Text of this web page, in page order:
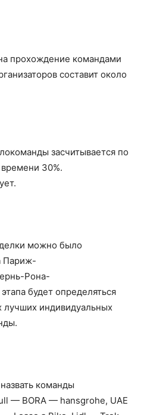
прохождение командами
составит около
засчитывается по
30%.
можно было
Париж-
Рона-
будет определяться
лучших индивидуальных
команды
— BORA — hansgrohe, UAE